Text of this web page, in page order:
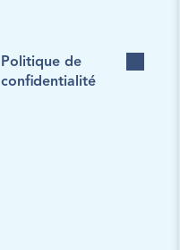
Politique de
confidentialité